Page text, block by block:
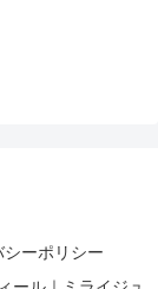
シーポリシー